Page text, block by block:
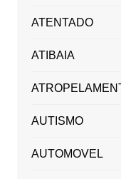
ATENTADO
ATIBAIA
AUTISMO
AUTOMOVEL